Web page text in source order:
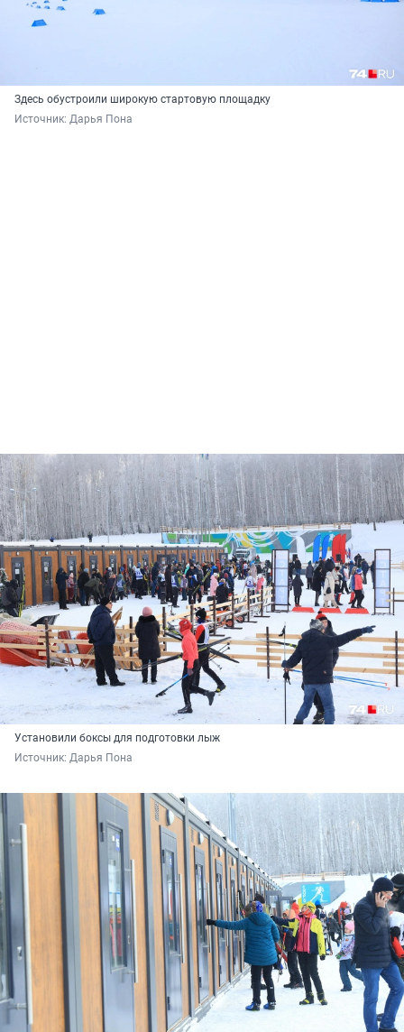
Здесь обустроили широкую стартовую площадку
Источник: Дарья Пона
Установили боксы для подготовки лыж
Источник: Дарья Пона